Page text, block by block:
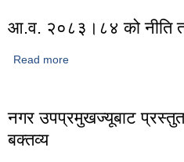
आ.व. २०८३।८४ को नीति
Read more
नगर उपप्रमुखज्यूबाट
बक्तव्य